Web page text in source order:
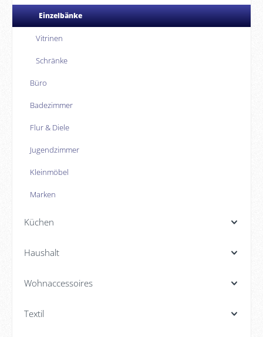
Einzelbänke
Vitrinen
Schränke
Büro
Badezimmer
Flur & Diele
Jugendzimmer
Kleinmöbel
Marken
Küchen
Haushalt
Wohnaccessoires
Textil